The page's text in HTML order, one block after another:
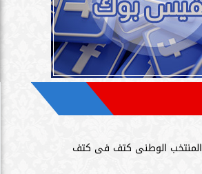
المنتخب الوطنى كتف فى كتف